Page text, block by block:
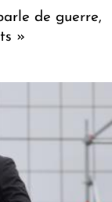
de guerre,
»